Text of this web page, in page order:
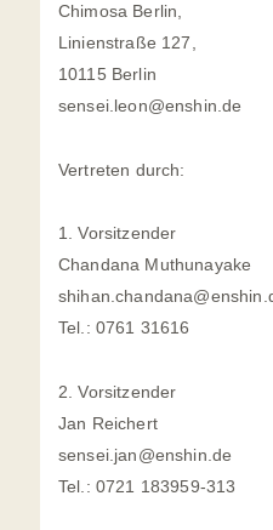
Chimosa Berlin,
Linienstraße 127,
10115 Berlin
sensei.leon@enshin.de
Vertreten durch:
1. Vorsitzender
Chandana Muthunayake
Tel.: 0761 31616
2. Vorsitzender
Jan Reichert
sensei.jan@enshin.de
Tel.: 0721 183959-313